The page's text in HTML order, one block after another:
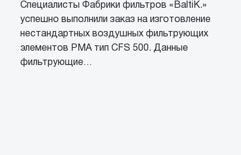
Специалисты Фабрики фильтров «BaltiK.»
успешно выполнили заказ на изготовление
нестандартных воздушных фильтрующих
элементов PMA тип CFS 500. Данные
фильтрующие…